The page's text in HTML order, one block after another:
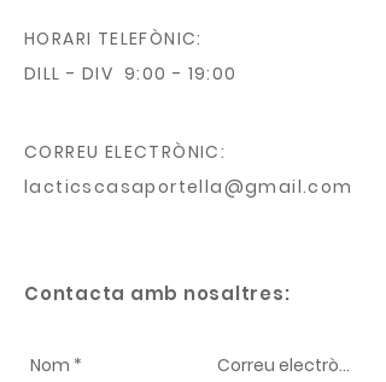
HORARI TELEFÒNIC:
DILL - DIV 9:00 - 19:00
CORREU ELECTRÒNIC:
lacticscasaportella@gmail.com
Contacta amb nosaltres: